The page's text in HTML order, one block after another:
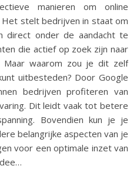
manieren om online
stelt bedrijven in staat om
direct onder de aandacht te
die actief op zoek zijn naar
waarom zou je dit zelf
uitbesteden? Door Google
bedrijven profiteren van
Dit leidt vaak tot betere
Bovendien kun je je
belangrijke aspecten van je
voor een optimale inzet van